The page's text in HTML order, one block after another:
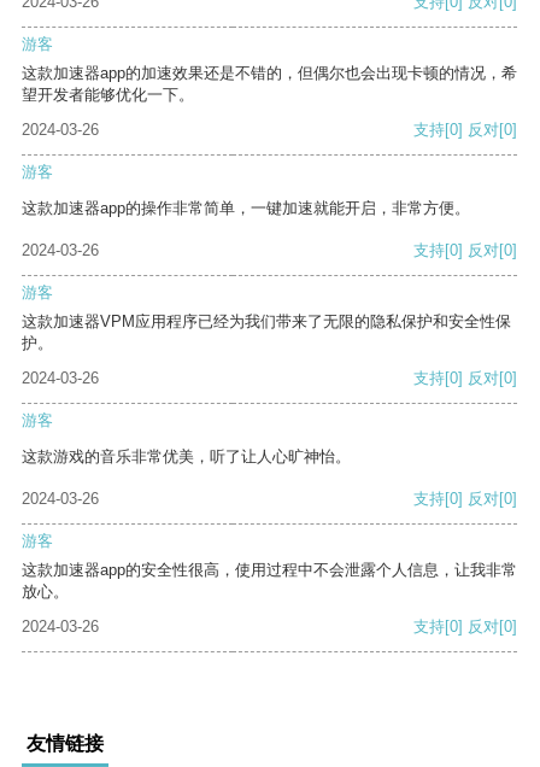
游客
这款加速器app的加速效果还是不错的，但偶尔也会出现卡顿的情况，希
望开发者能够优化一下。
2024-03-26
支持[0] 反对[0]
游客
这款加速器app的操作非常简单，一键加速就能开启，非常方便。
2024-03-26 支持[0] 反对[0]
游客
这款加速器VPM应用程序已经为我们带来了无限的隐私保护和安全性保
护。
2024-03-26
支持[0] 反对[0]
游客
这款游戏的音乐非常优美，听了让人心旷神怡。
2024-03-26 支持[0] 反对[0]
游客
这款加速器app的安全性很高，使用过程中不会泄露个人信息，让我非常
放心。
2024-03-26
支持[0] 反对[0]
友情链接